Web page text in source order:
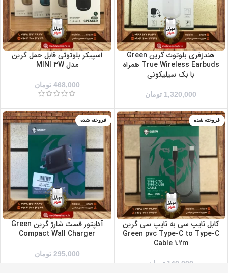
هندزفری بلوتوث گرین Green
True Wireless Earbuds همراه
با بک سیلیکونی
1,320,000 تومان
نقره ای
اسپیکر بلوتوثی قابل حمل گرین
مدل MINI 3W
468,000 تومان
فروخته شده
کابل تایپ سی به تایپ سی گرین
Green pvc Type-C to Type-C
Cable 1.2m
140,000 تومان
فروخته شده
آداپتور فست شارژ گرین Green
Compact Wall Charger
295,000 تومان